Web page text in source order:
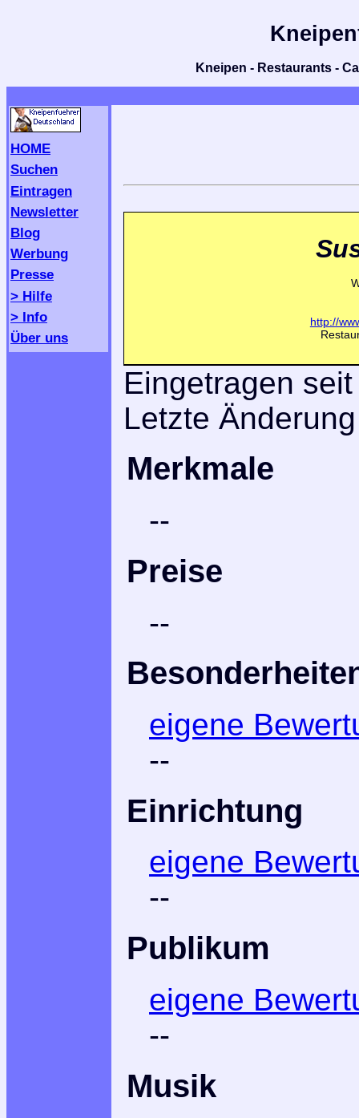
Kneipen - Restaurants -
HOME
Suchen
Eintragen
Newsletter
Blog
Werbung
Presse
> Hilfe
> Info
Über uns
http://
Eingetragen
Letzte
Merkmale
--
Preise
--
eigene
--
Einrichtung
eigene
--
Publikum
eigene
--
Musik